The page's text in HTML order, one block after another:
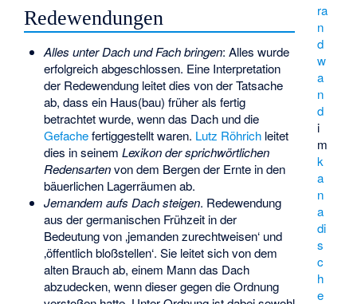
ra
n
d
w
a
n
d
i
m
k
a
n
a
di
s
c
h
e
Redewendungen
Alles unter Dach und Fach bringen: Alles wurde
erfolgreich abgeschlossen. Eine Interpretation
der Redewendung leitet dies von der Tatsache
ab, dass ein Haus(bau) früher als fertig
betrachtet wurde, wenn das Dach und die
Gefachefertiggestellt waren. Lutz Röhrichleitet
dies in seinem Lexikon der sprichwörtlichen
Redensartenvon dem Bergen der Ernte in den
bäuerlichen Lagerräumen ab.
Jemandem aufs Dach steigen. Redewendung
aus der germanischen Frühzeit in der
Bedeutung von ‚jemanden zurechtweisen‘ und
‚öffentlich bloßstellen‘. Sie leitet sich von dem
alten Brauch ab, einem Mann das Dach
abzudecken, wenn dieser gegen die Ordnung